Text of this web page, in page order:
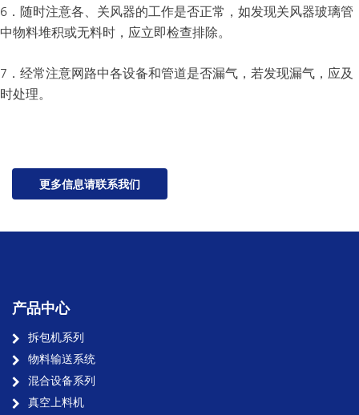
6．随时注意各、关风器的工作是否正常，如发现关风器玻璃管
中物料堆积或无料时，应立即检查排除。
7．经常注意网路中各设备和管道是否漏气，若发现漏气，应及
时处理。
更多信息请联系我们
产品中心
拆包机系列
物料输送系统
混合设备系列
真空上料机